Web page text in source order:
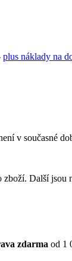
plus náklady na
v současné
Další
zdarma od 1